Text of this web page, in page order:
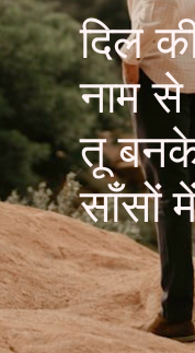
दिल
नाम
तू
साँसों